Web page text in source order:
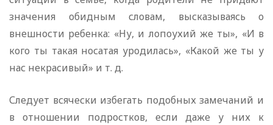
значения обидным словам, высказываясь о
внешности ребенка: «Ну, и лопоухий же ты», «И в
кого ты такая носатая уродилась», «Какой же ты у
нас некрасивый» и т. д.
Следует всячески избегать подобных замечаний и
в отношении подростков, если даже у них к